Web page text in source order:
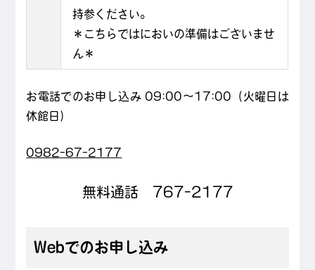
持参ください。
＊こちらではにおいの準備はございませ
ん＊
お電話でのお申し込み 09:00〜17:00（火曜日は
休館日）
0982-67-2177
無料通話 767-2177
Webでのお申し込み